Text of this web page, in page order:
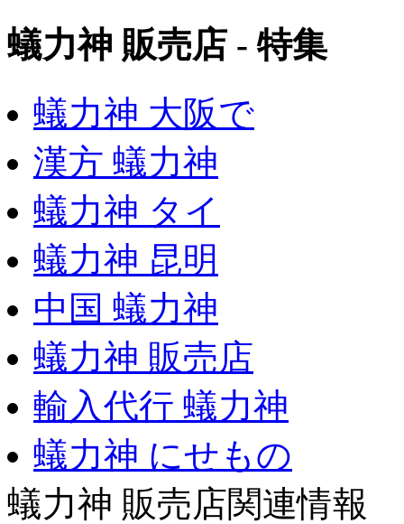
蟻力神 販売店 - 特集
蟻力神 大阪で
漢方 蟻力神
蟻力神 タイ
蟻力神 昆明
中国 蟻力神
蟻力神 販売店
輸入代行 蟻力神
蟻力神 にせもの
蟻力神 販売店関連情報